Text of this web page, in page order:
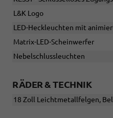
L&K Logo
LED-Heckleuchten mit
Matrix-LED-Scheinwerfer
Nebelschlussleuchten
RÄDER & TECHNIK
18 Zoll Leichtmetallfelgen,